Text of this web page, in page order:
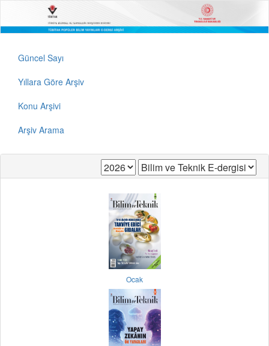
Güncel Sayı
Yıllara Göre Arşiv
Konu Arşivi
Arşiv Arama
Ocak